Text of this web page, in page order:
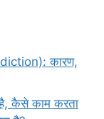
कारण,
कैसे काम करता